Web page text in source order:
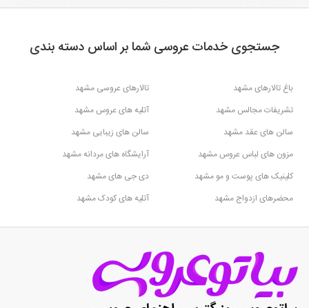
جستجوی خدمات عروسی شما بر اساس دسته بندی
باغ تالارهای مشهد
تالارهای عروسی مشهد
تشریفات مجالس مشهد
آتلیه های عروس مشهد
سالن های عقد مشهد
سالن های زیبایی مشهد
مزون های لباس عروس مشهد
آرایشگاه های مردانه مشهد
کلینیک های پوست و مو مشهد
دی جی های مشهد
محضرهای ازدواج مشهد
آتلیه های کودک مشهد